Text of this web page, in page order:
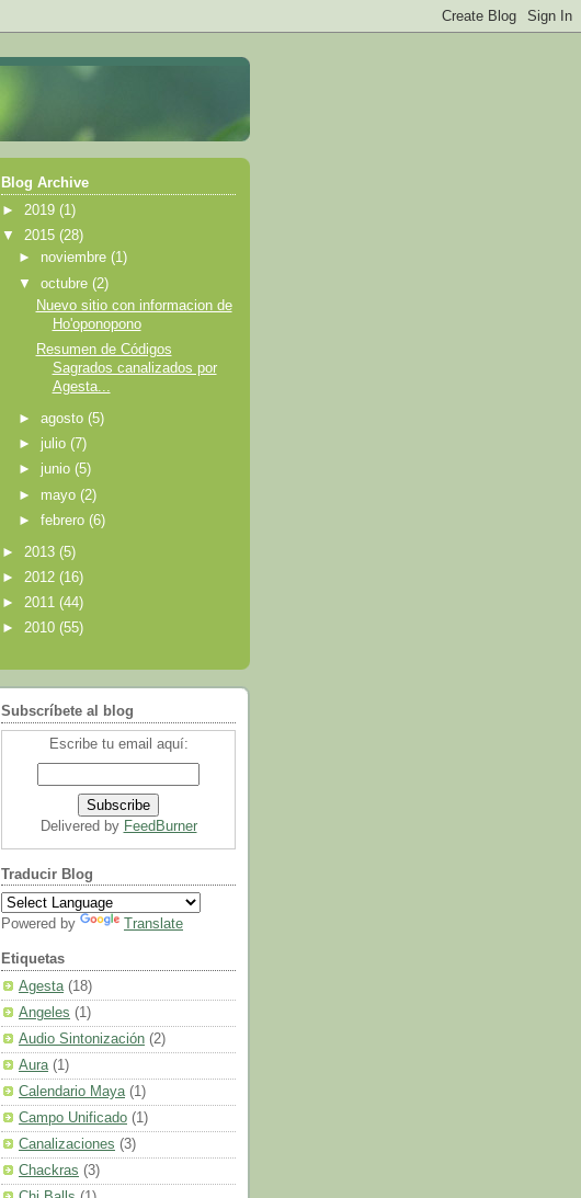
Blog Archive
► 2019 (1)
▼ 2015 (28)
► noviembre(1)
▼octubre(2)
Nuevo sitio con informacion de
Ho'oponopono
Resumen de Códigos
Sagrados canalizados por
Agesta...
►agosto(5)
► julio(7)
► junio(5)
► mayo(2)
►febrero(6)
► 2013 (5)
► 2012 (16)
► 2011 (44)
► 2010 (55)
Subscríbete al blog
Escribe tu email aquí:
Delivered by FeedBurner
Traducir Blog
Powered by Translate
Etiquetas
Agesta (18)
Angeles (1)
Audio Sintonización (2)
Aura (1)
Calendario Maya (1)
Campo Unificado (1)
Canalizaciones (3)
Chackras (3)